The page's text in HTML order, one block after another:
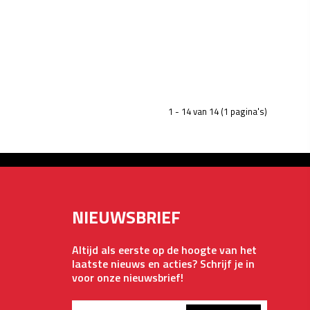
1 - 14 van 14 (1 pagina's)
NIEUWSBRIEF
Altijd als eerste op de hoogte van het
laatste nieuws en acties? Schrijf je in
voor onze nieuwsbrief!